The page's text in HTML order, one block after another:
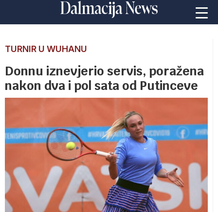
TURNIR U WUHANU
Donnu iznevjerio servis, poražena
nakon dva i pol sata od Putinceve